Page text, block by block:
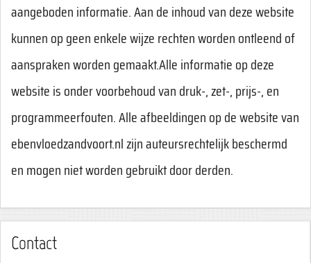
aangeboden informatie. Aan de inhoud van deze website
kunnen op geen enkele wijze rechten worden ontleend of
aanspraken worden gemaakt.Alle informatie op deze
website is onder voorbehoud van druk-, zet-, prijs-, en
programmeerfouten. Alle afbeeldingen op de website van
ebenvloedzandvoort.nl zijn auteursrechtelijk beschermd
en mogen niet worden gebruikt door derden.
Contact